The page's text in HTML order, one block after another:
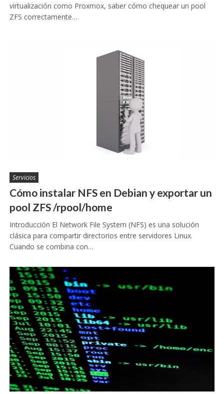
virtualización como Proxmox, saber cómo chequear un pool
ZFS correctamente…
Servicios
Cómo instalar NFS en Debian y exportar un
pool ZFS /rpool/home
Introducción El Network File System (NFS) es una solución
clásica para compartir directorios entre servidores Linux.
Cuando se combina con…